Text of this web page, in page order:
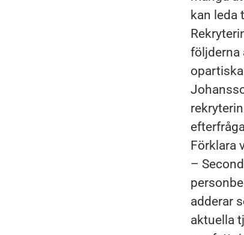
kan leda
följderna
Förklara
–
adderar
aktuella